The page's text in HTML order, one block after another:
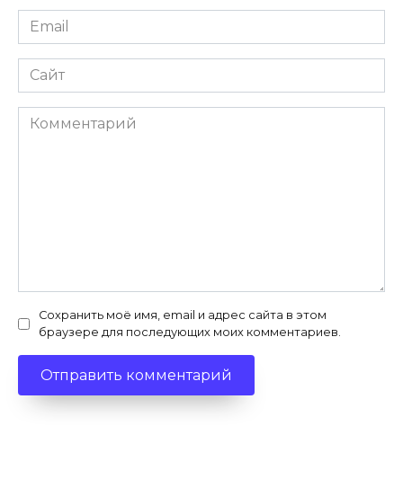
Email
*
Сайт
Комментарий
Сохранить моё имя, email и адрес сайта в этом
браузере для последующих моих комментариев.